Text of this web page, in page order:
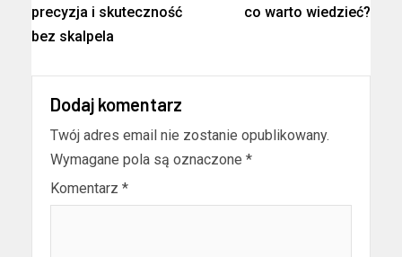
precyzja i skuteczność
bez skalpela
co warto wiedzieć?
Dodaj komentarz
Twój adres email nie zostanie opublikowany.
Wymagane pola są oznaczone *
Komentarz *